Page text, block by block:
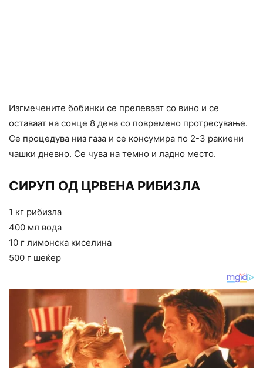
Изгмечените бобинки се прелеваат со вино и се
оставаат на сонце 8 дена со повремено протресување.
Се процедува низ газа и се консумира по 2-3 ракиени
чашки дневно. Се чува на темно и ладно место.
СИРУП ОД ЦРВЕНА РИБИЗЛА
1 кг рибизла
400 мл вода
10 г лимонска киселина
500 г шеќер